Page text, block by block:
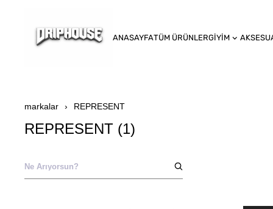
ANASAYFATÜM ÜRÜNLERGİYİM
markalar REPRESENT
REPRESENT (1)